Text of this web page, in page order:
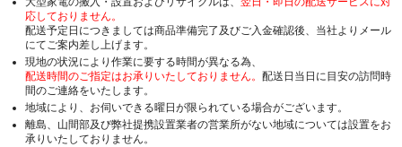
応しておりません。
配送予定日につきましては商品準備完了及びご入金確認後、当社よりメール
にてご案内差し上げます。
現地の状況により作業に要する時間が異なる為、
配送時間のご指定はお承りいたしておりません。 配送日当日に目安の訪問時
間のご連絡をいたします。
地域により、お伺いできる曜日が限られている場合がございます。
離島、山間部及び弊社提携設置業者の営業所がない地域については設置をお
承りいたしておりません。